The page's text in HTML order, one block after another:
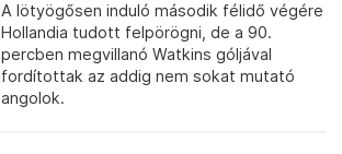
A lötyögősen induló második félidő végére
Hollandia tudott felpörögni, de a 90.
percben megvillanó Watkins góljával
fordítottak az addig nem sokat mutató
angolok.